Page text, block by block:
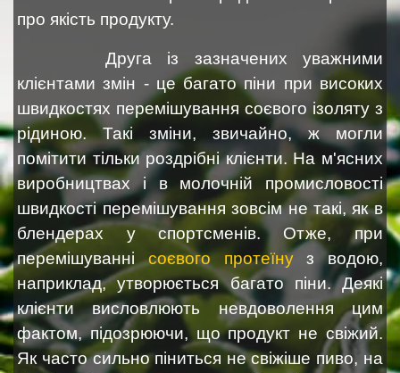
про якість продукту.
Друга із зазначених уважними
клієнтами змін - це багато піни при високих
швидкостях перемішування соєвого ізоляту з
рідиною. Такі зміни, звичайно, ж могли
помітити тільки роздрібні клієнти. На м'ясних
виробництвах і в молочній промисловості
швидкості перемішування зовсім не такі, як в
блендерах у спортсменів. Отже, при
перемішуваннісоєвого протеїнуз водою,
наприклад, утворюється багато піни. Деякі
клієнти висловлюють невдоволення цим
фактом, підозрюючи, що продукт не свіжий.
Як часто сильно піниться не свіжіше пиво, на